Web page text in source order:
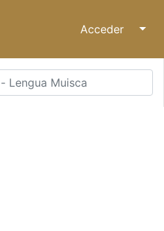
Acceder ↓